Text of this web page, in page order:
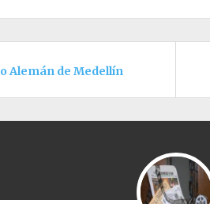
Alemán de Medellín